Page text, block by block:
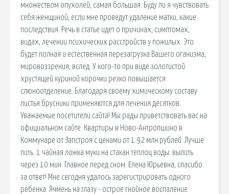
множеством опухолей, самая большая. Буду ли я чувствовать
себя женщиной, если мне проведут удаление матки, какие
последствия. Речь в статье идет о причинах, симптомах,
видах, лечении психических расстройств у пожилых. Это
будет полная и естественная перезагрузка Вашего оганизма,
мировоззрения, вслед. У кого-то при виде золотистой
хрустящей куриной корочки резко повышается
слюноотделение. Благодаря своему химическому составу
листья брусники применяются для лечения десятков.
Уважаемые посетители сайта! Мы рады приветствовать вас на
официальном сайте. Квартиры в Ново-Антропшино в
Коммунаре от Запстроя с ценами от 1.92 млн рублей. Лучше
пить. 1 чайная ложка муки на стакан теплоц воды. выпить
через 10 мин. Главное перед сном. Елена Юрьевна, спасибо
за ответ! Мне сегодня удалось зарегистрировать одного
ребенка. Ячмень на глазу - острое гнойное воспаление